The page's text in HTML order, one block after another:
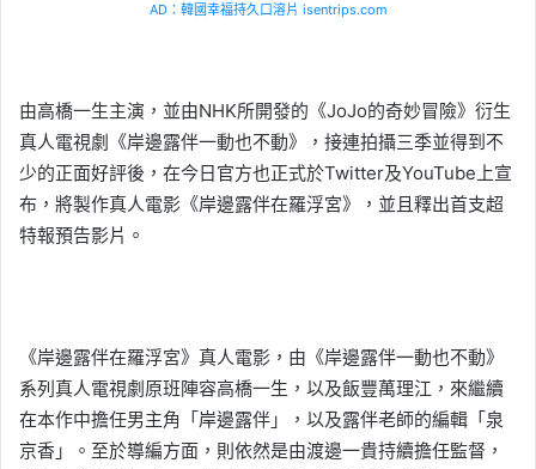
AD：韓國幸福持久口溶片 isentrips.com
由高橋一生主演，並由NHK所開發的《JoJo的奇妙冒險》衍生
真人電視劇《岸邊露伴一動也不動》，接連拍攝三季並得到不
少的正面好評後，在今日官方也正式於Twitter及YouTube上宣
布，將製作真人電影《岸邊露伴在羅浮宮》，並且釋出首支超
特報預告影片。
《岸邊露伴在羅浮宮》真人電影，由《岸邊露伴一動也不動》
系列真人電視劇原班陣容高橋一生，以及飯豐萬理江，來繼續
在本作中擔任男主角「岸邊露伴」，以及露伴老師的編輯「泉
京香」。至於導編方面，則依然是由渡邊一貴持續擔任監督，